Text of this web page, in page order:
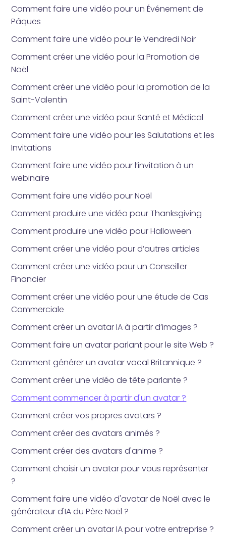
Comment faire une vidéo pour un Événement de
Pâques
Comment faire une vidéo pour le Vendredi Noir
Comment créer une vidéo pour la Promotion de
Noël
Comment créer une vidéo pour la promotion de la
Saint-Valentin
Comment créer une vidéo pour Santé et Médical
Comment faire une vidéo pour les Salutations et les
Invitations
Comment faire une vidéo pour l’invitation à un
webinaire
Comment faire une vidéo pour Noël
Comment produire une vidéo pour Thanksgiving
Comment produire une vidéo pour Halloween
Comment créer une vidéo pour d’autres articles
Comment créer une vidéo pour un Conseiller
Financier
Comment créer une vidéo pour une étude de Cas
Commerciale
Comment créer un avatar IA à partir d’images ?
Comment faire un avatar parlant pour le site Web ?
Comment générer un avatar vocal Britannique ?
Comment créer une vidéo de tête parlante ?
Comment commencer à partir d'un avatar ?
Comment créer vos propres avatars ?
Comment créer des avatars animés ?
Comment créer des avatars d'anime ?
Comment choisir un avatar pour vous représenter
?
Comment faire une vidéo d'avatar de Noël avec le
générateur d'IA du Père Noël ?
Comment créer un avatar IA pour votre entreprise ?